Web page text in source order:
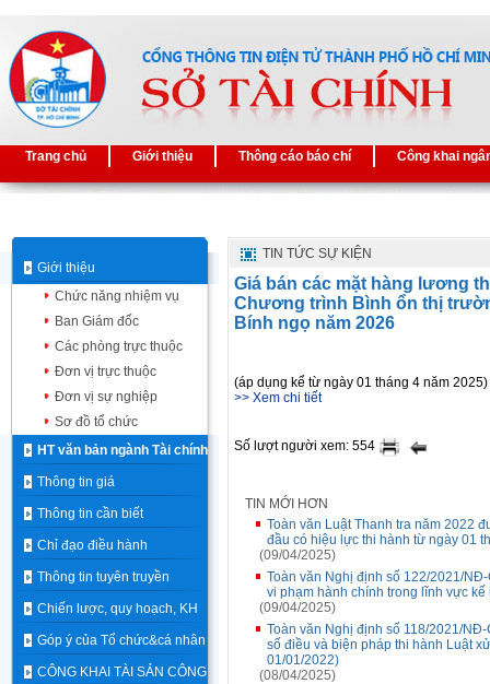
Trang chủ Giới thiệu Thông cáo báo chí Công khai
Giới thiệu
Chức năng nhiệm vụ
Ban Giám đốc
Các phòng trực thuộc
Đơn vị trực thuộc
Đơn vị sự nghiệp
Sơ đồ tổ chức
HT văn bản ngành Tài chính
Thông tin giá
Thông tin cần biết
Chỉ đạo điều hành
Thông tin tuyên truyền
Chiến lược, quy hoạch, KH
Góp ý của Tổ chức&cá nhân
CÔNG KHAI TÀI SẢN CÔNG
TIN TỨC SỰ KIỆN
Giá bán các mặt hàng lương
Chương trình Bình ổn thị
Bính ngọ năm 2026
(áp dụng kể từ ngày 01 tháng 4 năm 2025)
>> Xem chi tiết
Số lượt người xem: 554
TIN MỚI HƠN
Toàn văn Luật Thanh tra năm 2022
đầu có hiệu lực thi hành từ ngày 01
(09/04/2025)
Toàn văn Nghị định số 122/2021/
vi phạm hành chính trong lĩnh vực
(09/04/2025)
Toàn văn Nghị định số 118/2021/
số điều và biện pháp thi hành Luật
01/01/2022)
(08/04/2025)